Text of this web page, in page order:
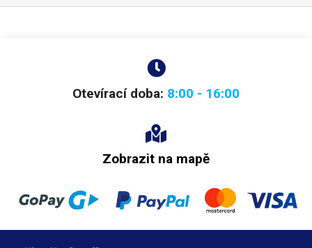
Otevírací doba: 8:00 - 16:00
Zobrazit na mapě